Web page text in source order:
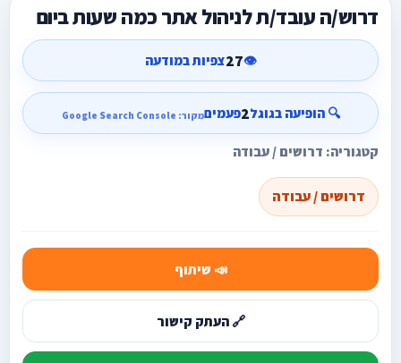
דרוש/ה עובד/ת לניהול אתר כמה שעות ביום
👁️
27צפיות במודעה
🔍 הופיעה בגוגל2פעמיםמקור: Google Search Console
קטגוריה: דרושים / עבודה
דרושים / עבודה
📣 שיתוף
🔗 העתק קישור